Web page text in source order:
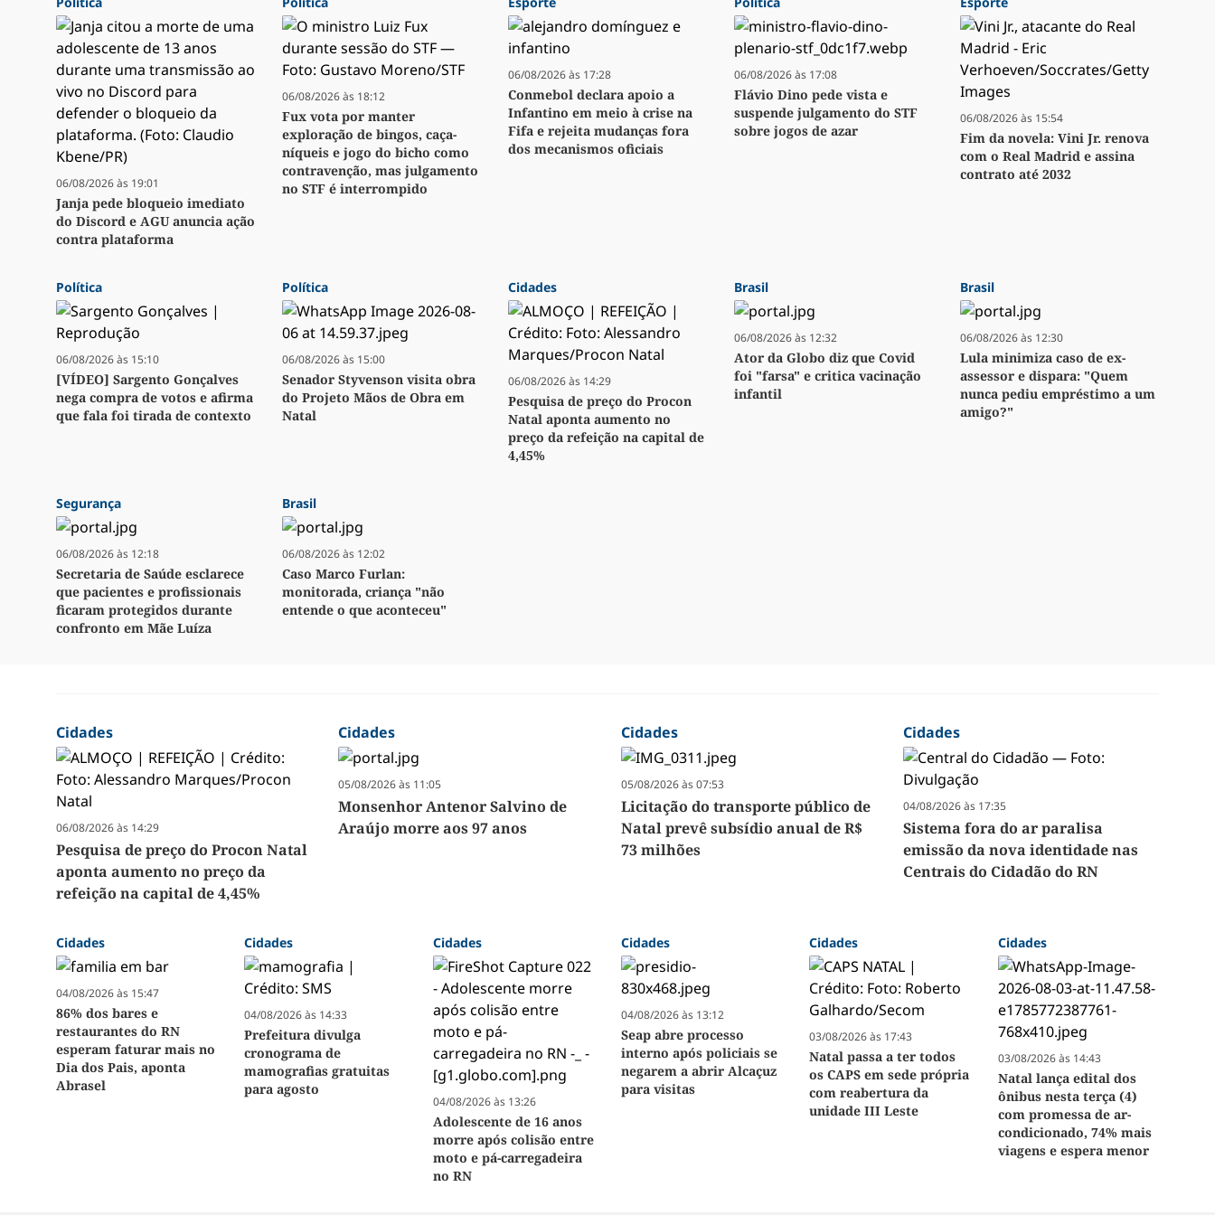
06/08/2026 às 19:01
Janja pede bloqueio imediato
do Discord e AGU anuncia ação
contra plataforma
06/08/2026 às 18:12
Fux vota por manter
exploração de bingos, caça-
níqueis e jogo do bicho como
contravenção, mas julgamento
no STF é interrompido
06/08/2026 às 17:28
Conmebol declara apoio a
Infantino em meio à crise na
Fifa e rejeita mudanças fora
dos mecanismos oficiais
06/08/2026 às 17:08
Flávio Dino pede vista e
suspende julgamento do STF
sobre jogos de azar
06/08/2026 às 15:54
Fim da novela: Vini Jr. renova
com o Real Madrid e assina
contrato até 2032
Política
06/08/2026 às 15:10
[VÍDEO] Sargento Gonçalves
nega compra de votos e afirma
que fala foi tirada de contexto
Política
06/08/2026 às 15:00
Senador Styvenson visita obra
do Projeto Mãos de Obra em
Natal
Cidades
06/08/2026 às 14:29
Pesquisa de preço do Procon
Natal aponta aumento no
preço da refeição na capital de
4,45%
Brasil
06/08/2026 às 12:32
Ator da Globo diz que Covid
foi "farsa" e critica vacinação
infantil
Brasil
06/08/2026 às 12:30
Lula minimiza caso de ex-
assessor e dispara: "Quem
nunca pediu empréstimo a um
amigo?"
Segurança
06/08/2026 às 12:18
Secretaria de Saúde esclarece
que pacientes e profissionais
ficaram protegidos durante
confronto em Mãe Luíza
Brasil
06/08/2026 às 12:02
Caso Marco Furlan:
monitorada, criança "não
entende o que aconteceu"
Cidades
06/08/2026 às 14:29
Pesquisa de preço do Procon Natal
aponta aumento no preço da
refeição na capital de 4,45%
Cidades
05/08/2026 às 11:05
Monsenhor Antenor Salvino de
Araújo morre aos 97 anos
Cidades
05/08/2026 às 07:53
Licitação do transporte público de
Natal prevê subsídio anual de R$
73 milhões
Cidades
04/08/2026 às 17:35
Sistema fora do ar paralisa
emissão da nova identidade nas
Centrais do Cidadão do RN
Cidades
04/08/2026 às 15:47
86% dos bares e
restaurantes do RN
esperam faturar mais no
Dia dos Pais, aponta
Abrasel
Cidades
04/08/2026 às 14:33
Prefeitura divulga
cronograma de
mamografias gratuitas
para agosto
Cidades
04/08/2026 às 13:26
Adolescente de 16 anos
morre após colisão entre
moto e pá-carregadeira
no RN
Cidades
04/08/2026 às 13:12
Seap abre processo
interno após policiais se
negarem a abrir Alcaçuz
para visitas
Cidades
03/08/2026 às 17:43
Natal passa a ter todos
os CAPS em sede própria
com reabertura da
unidade III Leste
Cidades
03/08/2026 às 14:43
Natal lança edital dos
ônibus nesta terça (4)
com promessa de ar-
condicionado, 74% mais
viagens e espera menor